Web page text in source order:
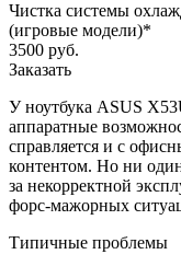
Чистка системы
(игровые модели)*
3500 руб.
Заказать
У ноутбука ASUS
аппаратные
справляется и с
контентом. Но ни
за некорректной
форс-мажорных
Типичные проблемы